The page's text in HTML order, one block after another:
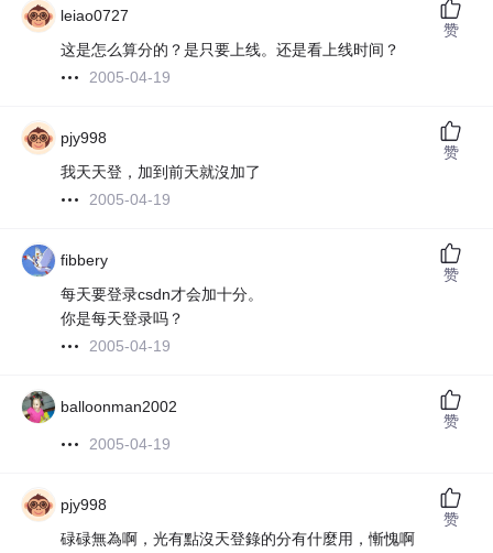
leiao0727
这是怎么算分的？是只要上线。还是看上线时间？
2005-04-19
赞
pjy998
我天天登，加到前天就沒加了
2005-04-19
赞
fibbery
每天要登录csdn才会加十分。
你是每天登录吗？
2005-04-19
赞
balloonman2002
2005-04-19
赞
pjy998
碌碌無為啊，光有點沒天登錄的分有什麼用，慚愧啊
赞